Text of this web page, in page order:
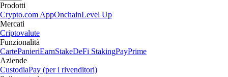
Prodotti
Crypto.com AppOnchainLevel Up
Mercati
Criptovalute
Funzionalità
CartePanieriEarnStakeDeFi StakingPayPrime
Aziende
CustodiaPay (per i rivenditori)